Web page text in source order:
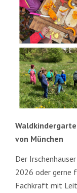
von München
Der
2026 oder gerne
Fachkraft mit